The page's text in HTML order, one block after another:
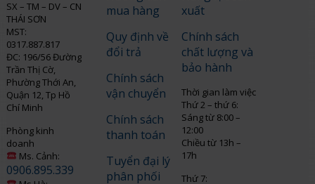
SX – TM – DV – CN
THÁI SƠN
MST:
0317.887.817
ĐC: 196/56 Đường
Trần Thị Cờ,
Phường Thới An,
Quận 12, Tp Hồ
Chí Minh
Phòng kinh
doanh
Ms. Cảnh:
0906.895.339
mua hàng
Quy định về
đổi trả
Chính sách
vận chuyển
Chính sách
thanh toán
Tuyển đại lý
phân phối
xuất
Chính sách
chất lượng và
bảo hành
Thời gian làm việc
Thứ 2 – thứ 6:
Sáng từ 8:00 –
12:00
Chiều từ 13h –
17h
Thứ 7: